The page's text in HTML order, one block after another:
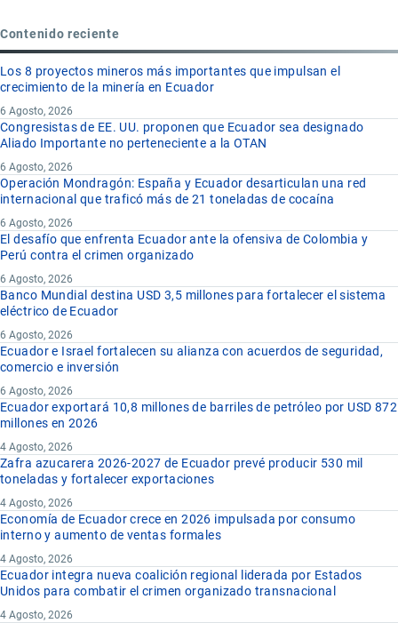
Contenido reciente
Los 8 proyectos mineros más importantes que impulsan el
crecimiento de la minería en Ecuador
6 Agosto, 2026
Congresistas de EE. UU. proponen que Ecuador sea designado
Aliado Importante no perteneciente a la OTAN
6 Agosto, 2026
Operación Mondragón: España y Ecuador desarticulan una red
internacional que traficó más de 21 toneladas de cocaína
6 Agosto, 2026
El desafío que enfrenta Ecuador ante la ofensiva de Colombia y
Perú contra el crimen organizado
6 Agosto, 2026
Banco Mundial destina USD 3,5 millones para fortalecer el sistema
eléctrico de Ecuador
6 Agosto, 2026
Ecuador e Israel fortalecen su alianza con acuerdos de seguridad,
comercio e inversión
6 Agosto, 2026
Ecuador exportará 10,8 millones de barriles de petróleo por USD 872
millones en 2026
4 Agosto, 2026
Zafra azucarera 2026-2027 de Ecuador prevé producir 530 mil
toneladas y fortalecer exportaciones
4 Agosto, 2026
Economía de Ecuador crece en 2026 impulsada por consumo
interno y aumento de ventas formales
4 Agosto, 2026
Ecuador integra nueva coalición regional liderada por Estados
Unidos para combatir el crimen organizado transnacional
4 Agosto, 2026